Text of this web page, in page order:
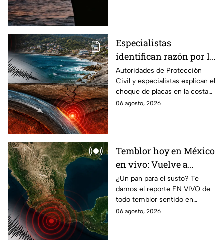
Especialistas
identifican razón por la
que tiembla tanto en
Guerrero
Autoridades de Protección
Civil y especialistas explican el
choque de placas en la costa
de Guerrero; ¿cuál es el sismo
06 agosto, 2026
Temblor hoy en México
en vivo: Vuelve a
temblar en Baja
California durante la
madrugada
¿Un pan para el susto? Te
damos el reporte EN VIVO de
todo temblor sentido en
México con epicentro,
06 agosto, 2026